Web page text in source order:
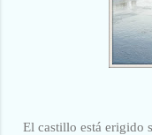
El castillo está erigido